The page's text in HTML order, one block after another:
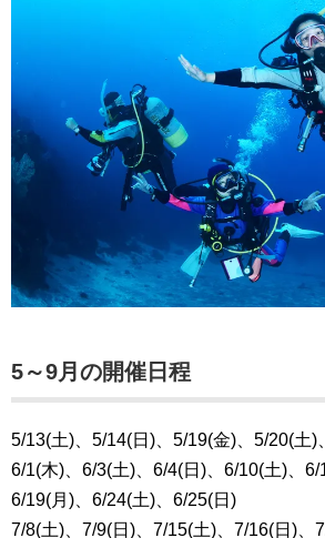
5～9月の開催日程
5/13(土)、5/14(日)、5/19(金)、5/20(土)
6/1(木)、6/3(土)、6/4(日)、6/10(土)、6/
6/19(月)、6/24(土)、6/25(日)
7/8(土)、7/9(日)、7/15(土)、7/16(日)、